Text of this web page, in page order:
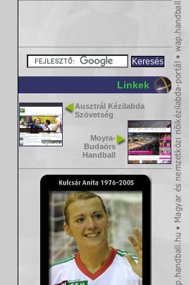
Linkek
Ausztrál Kézilabda
Szövetség
Moyra-
Budaörs
Handball